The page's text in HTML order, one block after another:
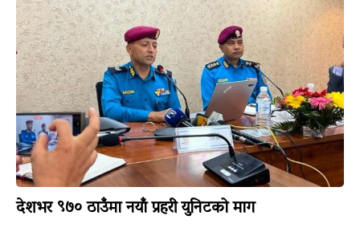
देशभर ९७० ठाउँमा नयाँ प्रहरी युनिटको माग